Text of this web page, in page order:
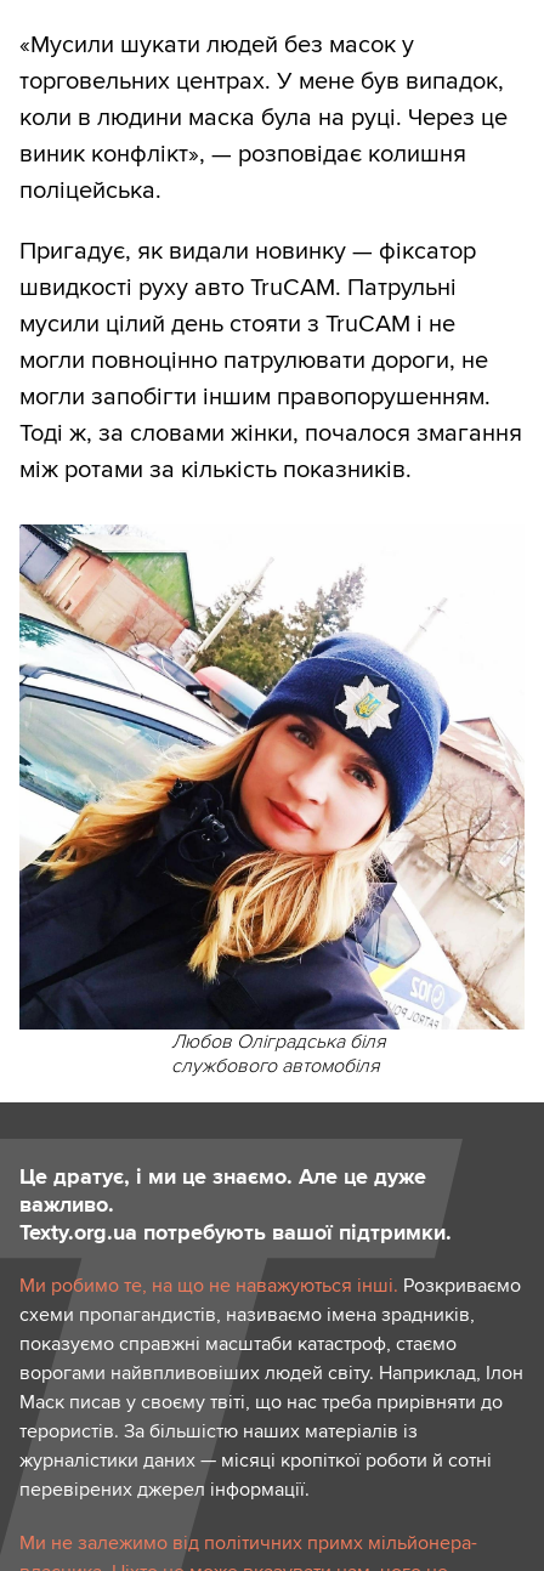
«Мусили шукати людей без масок у
торговельних центрах. У мене був випадок,
коли в людини маска була на руці. Через це
виник конфлікт», — розповідає колишня
поліцейська.
Пригадує, як видали новинку — фіксатор
швидкості руху авто TruCAM. Патрульні
мусили цілий день стояти з TruCAM і не
могли повноцінно патрулювати дороги, не
могли запобігти іншим правопорушенням.
Тоді ж, за словами жінки, почалося змагання
між ротами за кількість показників.
Любов Оліградська біля
службового автомобіля
Це дратує, і ми це знаємо. Але це дуже
важливо.
Texty.org.ua потребують вашої підтримки.
Ми робимо те, на що не наважуються інші. Розкриваємо
схеми пропагандистів, називаємо імена зрадників,
показуємо справжні масштаби катастроф, стаємо
ворогами найвпливовіших людей світу. Наприклад, Ілон
Маск писав у своєму твіті, що нас треба прирівняти до
терористів. За більшістю наших матеріалів із
журналістики даних — місяці кропіткої роботи й сотні
перевірених джерел інформації.
Ми не залежимо від політичних примх мільйонера-